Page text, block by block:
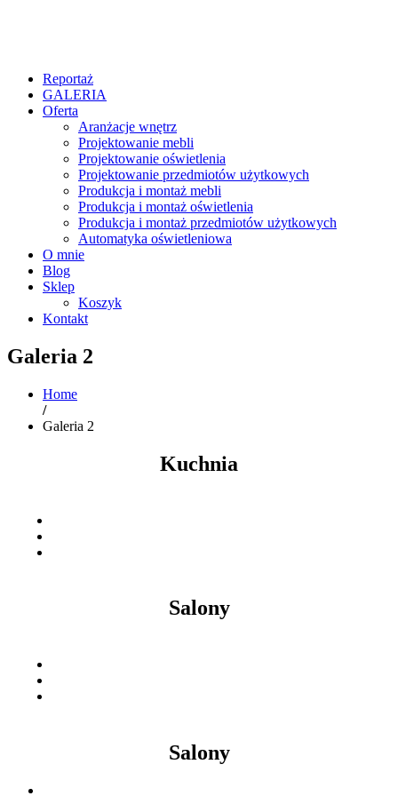
Reportaż
GALERIA
Oferta
Aranżacje wnętrz
Projektowanie mebli
Projektowanie oświetlenia
Projektowanie przedmiotów użytkowych
Produkcja i montaż mebli
Produkcja i montaż oświetlenia
Produkcja i montaż przedmiotów użytkowych
Automatyka oświetleniowa
O mnie
Blog
Sklep
Koszyk
Kontakt
Galeria 2
Home
/
Galeria 2
Kuchnia
Salony
Salony